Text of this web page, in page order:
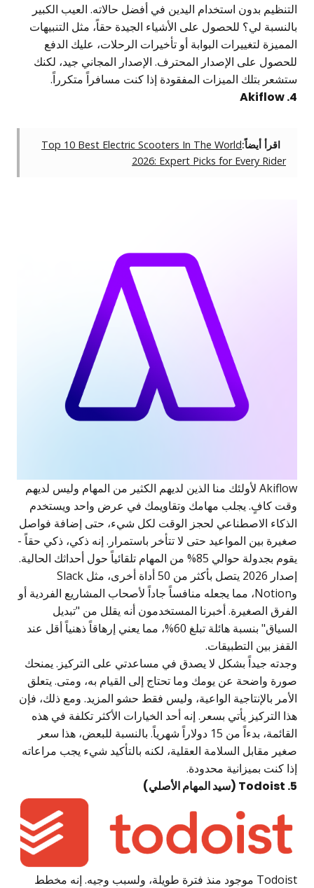
التنظيم بدون استخدام اليدين في أفضل حالاته. العيب الكبير
بالنسبة لي؟ للحصول على الأشياء الجيدة حقاً، مثل التنبيهات
المميزة لتغييرات البوابة أو تأخيرات الرحلات، عليك الدفع
للحصول على الإصدار المحترف. الإصدار المجاني جيد، لكنك
ستشعر بتلك الميزات المفقودة إذا كنت مسافراً متكرراً.
4. Akiflow
اقرأ أيضاً:Top 10 Best Electric Scooters In The World
2026: Expert Picks for Every Rider
Akiflow لأولئك منا الذين لديهم الكثير من المهام وليس لديهم
وقت كافٍ. يجلب مهامك وتقاويمك في عرض واحد ويستخدم
الذكاء الاصطناعي لحجز الوقت لكل شيء، حتى إضافة فواصل
صغيرة بين المواعيد حتى لا تتأخر باستمرار. إنه ذكي، ذكي حقاً -
يقوم بجدولة حوالي 85% من المهام تلقائياً حول أحداثك الحالية.
إصدار 2026 يتصل بأكثر من 50 أداة أخرى، مثل Slack
وNotion، مما يجعله منافساً جاداً لأصحاب المشاريع الفردية أو
الفرق الصغيرة. أخبرنا المستخدمون أنه يقلل من "تبديل
السياق" بنسبة هائلة تبلغ 60%، مما يعني إرهاقاً ذهنياً أقل عند
القفز بين التطبيقات.
وجدته جيداً بشكل لا يصدق في مساعدتي على التركيز. يمنحك
صورة واضحة عن يومك وما تحتاج إلى القيام به، ومتى. يتعلق
الأمر بالإنتاجية الواعية، وليس فقط حشو المزيد. ومع ذلك، فإن
هذا التركيز يأتي بسعر. إنه أحد الخيارات الأكثر تكلفة في هذه
القائمة، بدءاً من 15 دولاراً شهرياً. بالنسبة للبعض، هذا سعر
صغير مقابل السلامة العقلية، لكنه بالتأكيد شيء يجب مراعاته
إذا كنت بميزانية محدودة.
5. Todoist (سيد المهام الأصلي)
Todoist موجود منذ فترة طويلة، ولسبب وجيه. إنه مخطط